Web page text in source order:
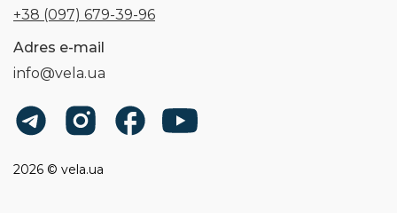
+38 (097) 679-39-96
Adres e-mail
info@vela.ua
2026 © vela.ua